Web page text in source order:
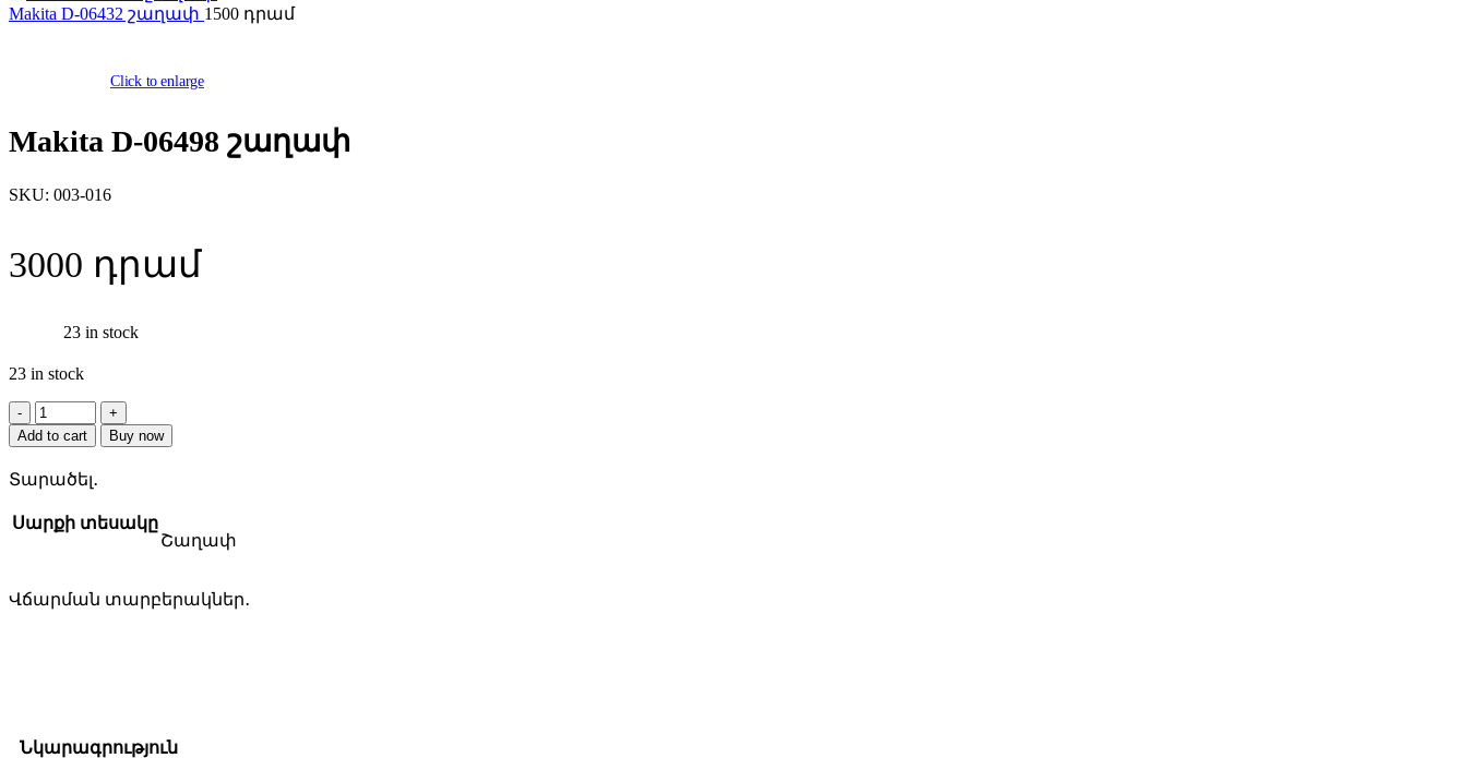
Makita D-06432 շաղափ 1500
Click to enlarge
Makita D-06498 շաղափ
SKU: 003-016
3000
23 in stock
23 in stock
Makita
D-
06498
շաղափ
quantity
Add to cart Buy now
Տարածել․
Սարքի տեսակը
Շաղափ
Վճարման տարբերակներ․
Նկարագրություն